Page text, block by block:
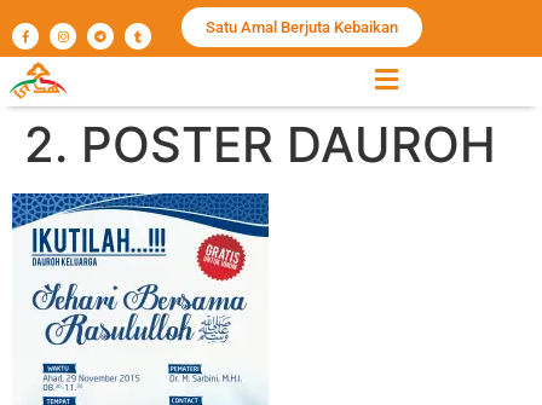
Satu Amal Berjuta Kebaikan
2. POSTER DAUROH